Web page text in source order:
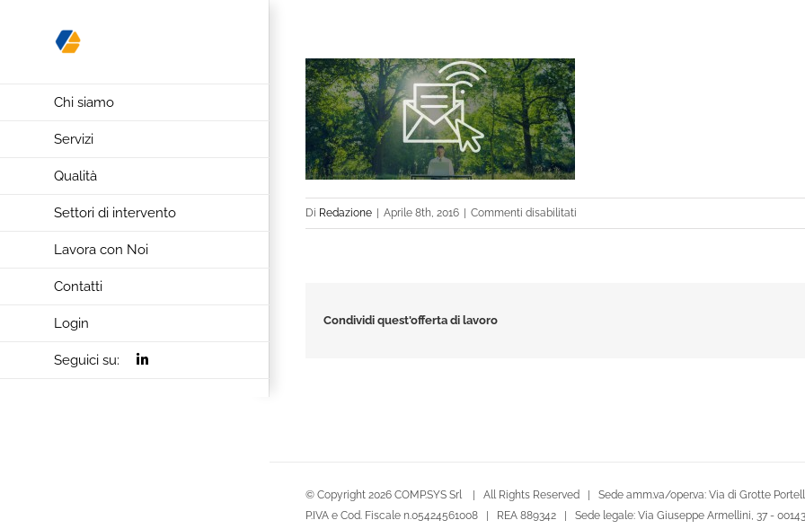
Chi siamo
Servizi
Qualità
Settori di intervento
Lavora con Noi
Contatti
Login
Seguici su:
Di Redazione Aprile 8th, 2016 Commenti disabilitati
green1
Condividi quest'offerta di lavoro
© Copyright 2026 COMP.SYS Srl | All Rights Reserved | Sede amm.va/oper.va: Via di Grotte
P.IVA e Cod. Fiscale n.05424561008 | REA 889342 | Sede legale: Via Giuseppe Armellini, 37 -